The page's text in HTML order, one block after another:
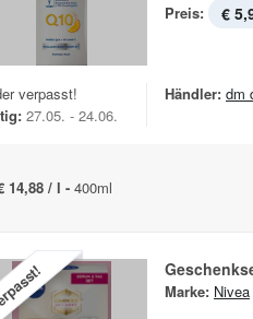
Preis: €
verpasst!
27.05. - 24.06.
Händler: dm
14,88 / l - 400ml
Marke: Nivea